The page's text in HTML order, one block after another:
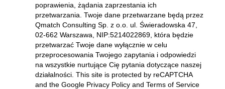
poprawienia, żądania zaprzestania ich
przetwarzania. Twoje dane przetwarzane będą przez
Qmatch Consulting Sp. z o.o. ul. Świeradowska 47,
02-662 Warszawa , NIP:5214022869, która będzie
przetwarzać Twoje dane wyłącznie w celu
przeprocesowania Twojego zapytania i odpowiedzi
na wszystkie nurtujące Cię pytania dotyczące naszej
działalności. This site is protected by reCAPTCHA
and the Google Privacy Policy and Terms of Service